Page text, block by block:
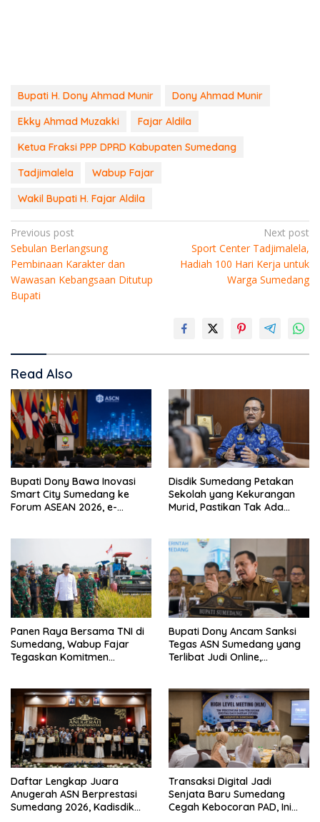
Bupati H. Dony Ahmad Munir
Dony Ahmad Munir
Ekky Ahmad Muzakki
Fajar Aldila
Ketua Fraksi PPP DPRD Kabupaten Sumedang
Tadjimalela
Wabup Fajar
Wakil Bupati H. Fajar Aldila
Post
navigation
Previous post
Sebulan Berlangsung
Pembinaan Karakter dan
Wawasan Kebangsaan Ditutup
Bupati
Next post
Sport Center Tadjimalela,
Hadiah 100 Hari Kerja untuk
Warga Sumedang
Read Also
Bupati Dony Bawa Inovasi
Smart City Sumedang ke
Forum ASEAN 2026, e-
Disdik Sumedang Petakan
Sekolah yang Kekurangan
Murid, Pastikan Tak Ada
Panen Raya Bersama TNI di
Sumedang, Wabup Fajar
Tegaskan Komitmen
Bupati Dony Ancam Sanksi
Tegas ASN Sumedang yang
Terlibat Judi Online,
Daftar Lengkap Juara
Anugerah ASN Berprestasi
Sumedang 2026, Kadisdik
Transaksi Digital Jadi
Senjata Baru Sumedang
Cegah Kebocoran PAD, Ini